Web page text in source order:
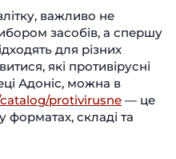
важливо не
засобів, а спершу
для різних
які противірусні
Адоніс, можна в
protivirusne — це
форматах, складі та